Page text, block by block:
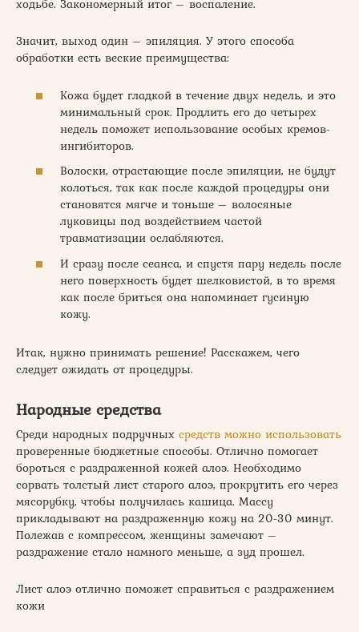
ходьбе. Закономерный итог – воспаление.
Значит, выход один – эпиляция. У этого способа
обработки есть веские преимущества:
Кожа будет гладкой в течение двух недель, и это
минимальный срок. Продлить его до четырех
недель поможет использование особых кремов-
ингибиторов.
Волоски, отрастающие после эпиляции, не будут
колоться, так как после каждой процедуры они
становятся мягче и тоньше – волосяные
луковицы под воздействием частой
травматизации ослабляются.
И сразу после сеанса, и спустя пару недель после
него поверхность будет шелковистой, в то время
как после бриться она напоминает гусиную
кожу.
Итак, нужно принимать решение! Расскажем, чего
следует ожидать от процедуры.
Народные средства
Среди народных подручных средств можно использовать
проверенные бюджетные способы. Отлично помогает
бороться с раздраженной кожей алоэ. Необходимо
сорвать толстый лист старого алоэ, прокрутить его через
мясорубку, чтобы получилась кашица. Массу
прикладывают на раздраженную кожу на 20-30 минут.
Полежав с компрессом, женщины замечают –
раздражение стало намного меньше, а зуд прошел.
Лист алоэ отлично поможет справиться с раздражением
кожи